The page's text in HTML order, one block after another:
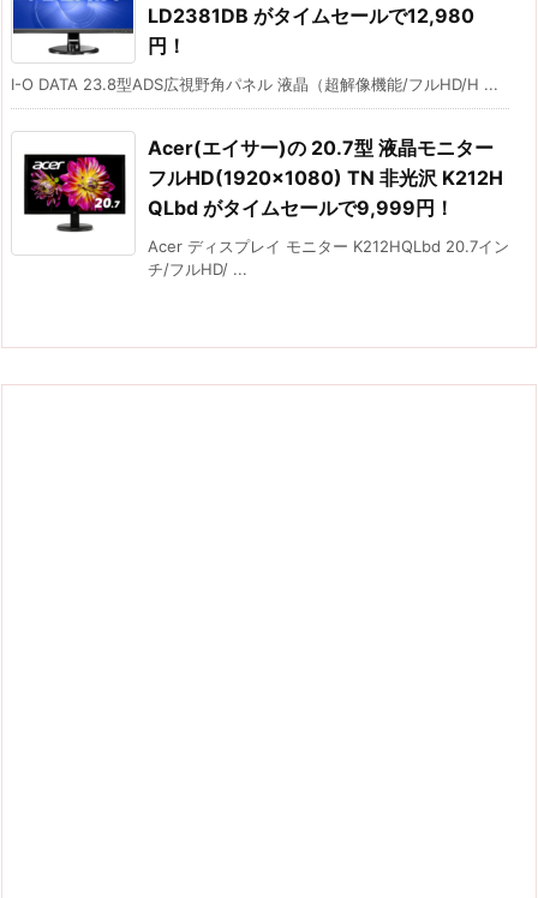
LD2381DB がタイムセールで12,980
円！
I-O DATA 23.8型ADS広視野角パネル 液晶（超解像機能/フルHD/H ...
Acer(エイサー)の 20.7型 液晶モニター
フルHD(1920×1080) TN 非光沢 K212H
QLbd がタイムセールで9,999円！
Acer ディスプレイ モニター K212HQLbd 20.7イン
チ/フルHD/ ...